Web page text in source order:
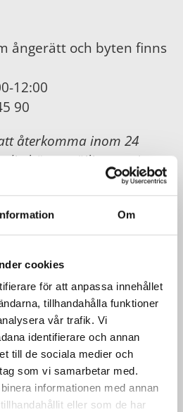
Om
cookies
för att anpassa innehållet
tillhandahålla funktioner
vår trafik. Vi
identifierare och annan
till de sociala medier och
som vi samarbetar med.
informationen med annan
eller som de har
ångerätt och byten finns
12:00
90
återkomma inom 24
bästa möjliga service.
Distans- och
.
våra produkter
med en säljare?
eller direkt, så
vi kan.
eller telefon 035-